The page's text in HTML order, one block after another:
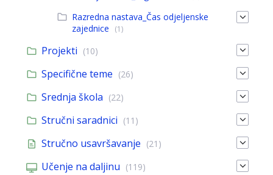
Razredna nastava_Čas odjeljenske
zajednice
(1)
Projekti (10)
Specifične teme (26)
Srednja škola (22)
Stručni saradnici (11)
Stručno usavršavanje (21)
Učenje na daljinu (119)